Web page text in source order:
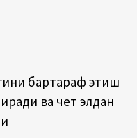
бартараф этиш
ва чет элдан